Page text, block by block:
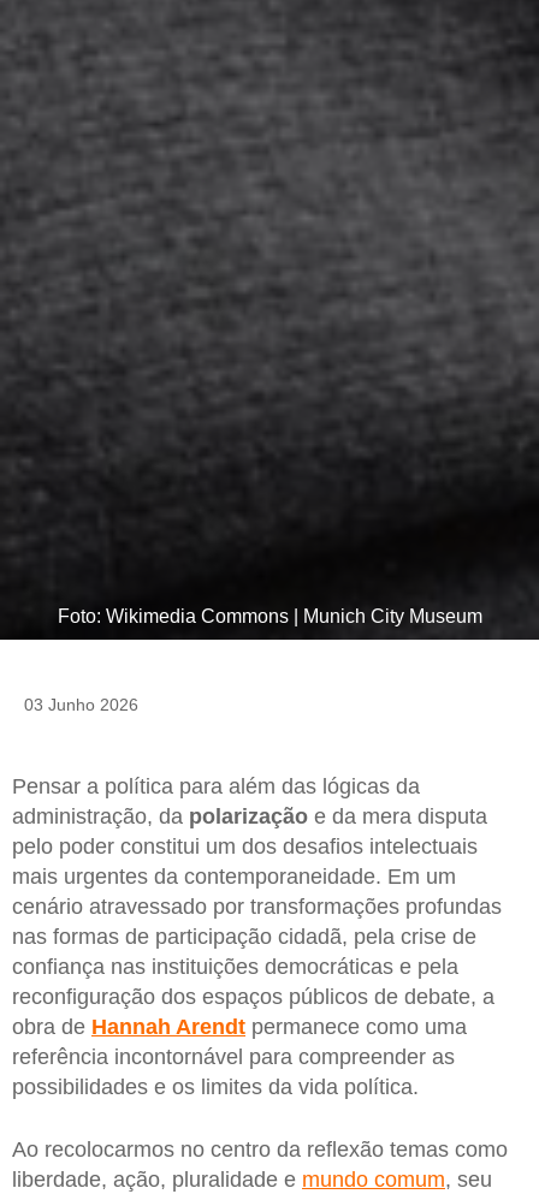
Foto: Wikimedia Commons | Munich City Museum
03 Junho 2026
Pensar a política para além das lógicas da
administração, da polarização e da mera disputa
pelo poder constitui um dos desafios intelectuais
mais urgentes da contemporaneidade. Em um
cenário atravessado por transformações profundas
nas formas de participação cidadã, pela crise de
confiança nas instituições democráticas e pela
reconfiguração dos espaços públicos de debate, a
obra de Hannah Arendt permanece como uma
referência incontornável para compreender as
possibilidades e os limites da vida política.
Ao recolocarmos no centro da reflexão temas como
liberdade, ação, pluralidade e mundo comum, seu